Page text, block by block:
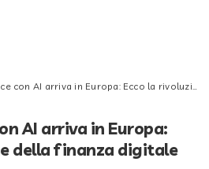
AI arriva in Europa: Ecco la rivoluzione della finanza digitale
AI arriva in Europa:
della finanza digitale